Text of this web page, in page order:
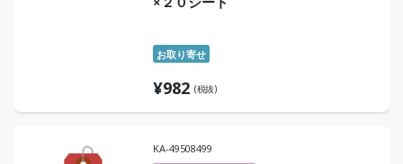
お取り寄せ
¥982 (税抜)
KA-49508499